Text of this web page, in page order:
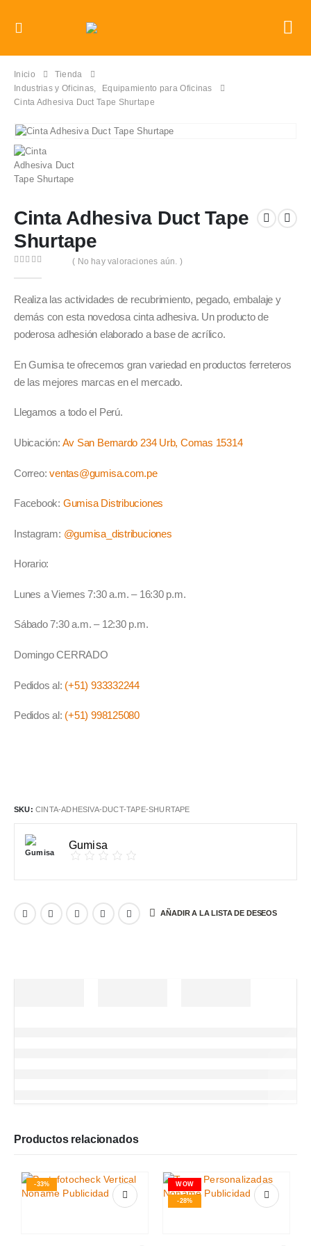
Inicio
Tienda
Industrias y Oficinas,
Equipamiento para Oficinas
Cinta Adhesiva Duct Tape Shurtape
Cinta Adhesiva Duct Tape
Shurtape
( No hay valoraciones aún. )
Realiza las actividades de recubrimiento, pegado, embalaje y
demás con esta novedosa cinta adhesiva. Un producto de
poderosa adhesión elaborado a base de acrílico.
En Gumisa te ofrecemos gran variedad en productos ferreteros
de las mejores marcas en el mercado.
Llegamos a todo el Perú.
Ubicación: Av San Bernardo 234 Urb, Comas 15314
Correo:ventas@gumisa.com.pe
Facebook: Gumisa Distribuciones
Instagram: @gumisa_distribuciones
Horario:
Lunes a Viernes 7:30 a.m. – 16:30 p.m.
Sábado 7:30 a.m. – 12:30 p.m.
Domingo CERRADO
Pedidos al: (+51) 933332244
Pedidos al: (+51) 998125080
SKU: CINTA-ADHESIVA-DUCT-TAPE-SHURTAPE
Gumisa
AÑADIR A LA LISTA DE DESEOS
Productos relacionados
-33% WOW
-28%